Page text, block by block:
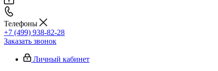
Телефоны
+7 (499) 938-82-28
Заказать звонок
Личный кабинет